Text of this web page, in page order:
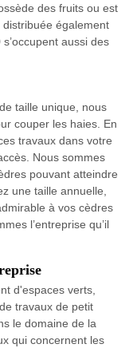
des fruits ou est
également
aussi des
taille unique, nous
couper les haies. En
travaux dans votre
Nous sommes
pouvant atteindre
une taille annuelle,
à vos cèdres
l’entreprise qu’il
d'espaces verts,
travaux de petit
le domaine de la
qui concernent les